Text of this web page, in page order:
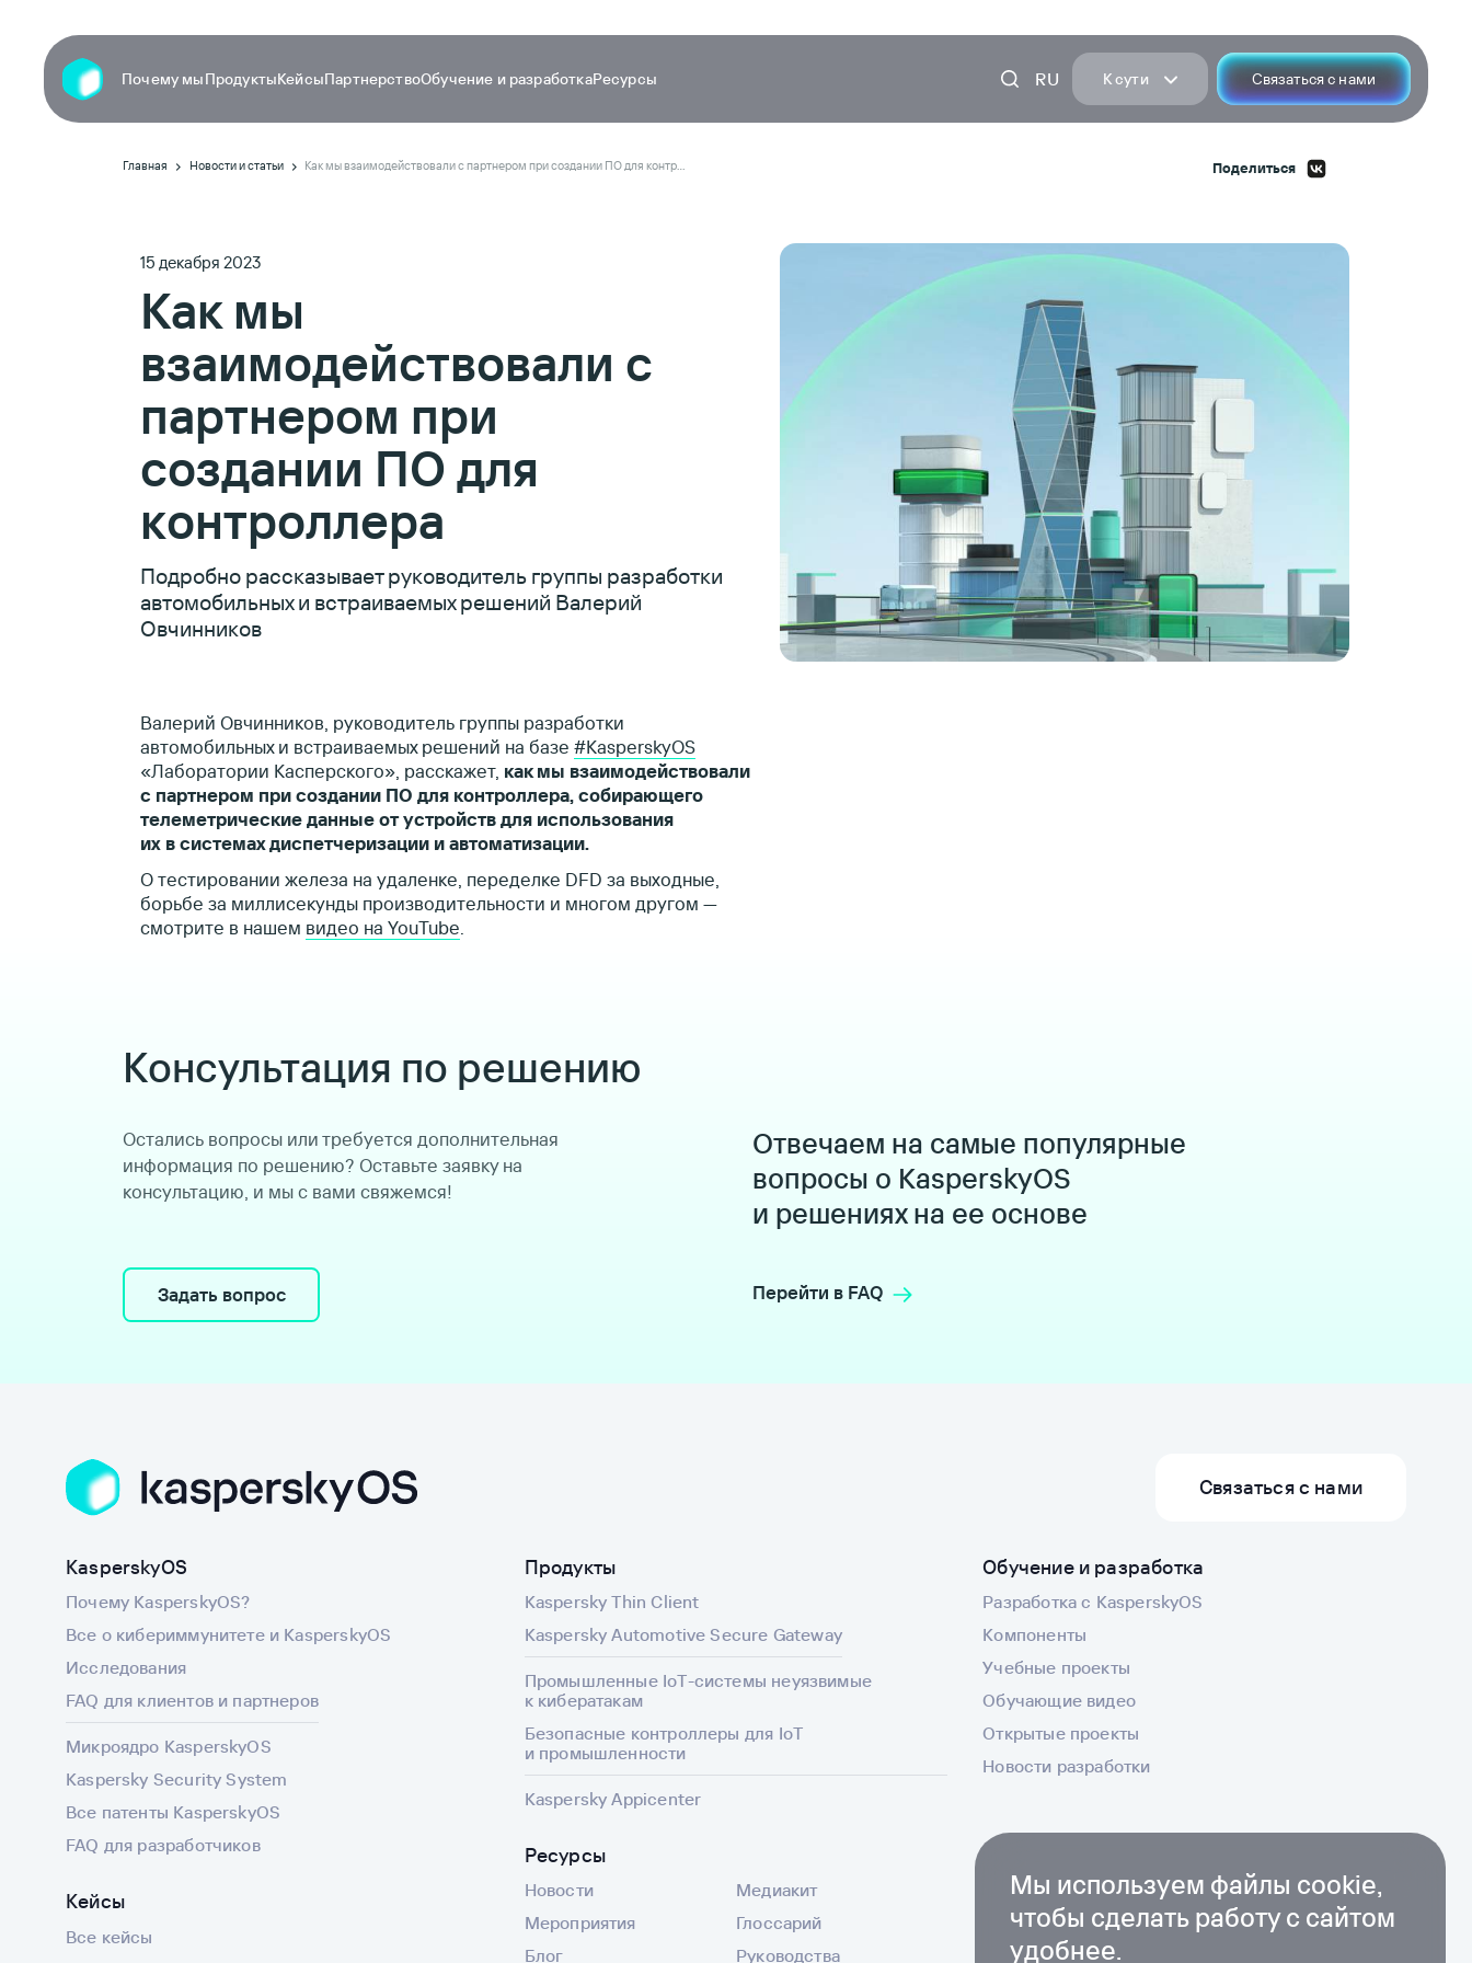
Почему мыПродуктыКейсыПартнерствоОбучение и разработкаРесурсы RU К сути Связаться с нами
Главная Новости и статьи Как мы взаимодействовали с партнером при создании ПО для контроллера Поделиться
15 декабря 2023
Как мы
взаимодействовали с
партнером при
создании ПО для
контроллера
Подробно рассказывает руководитель группы разработки
автомобильных и встраиваемых решений Валерий
Овчинников
Валерий Овчинников, руководитель группы разработки
автомобильных и встраиваемых решений на базе #KasperskyOS
«Лаборатории Касперского», расскажет, как мы взаимодействовали
с партнером при создании ПО для контроллера, собирающего
телеметрические данные от устройств для использования
их в системах диспетчеризации и автоматизации.
О тестировании железа на удаленке, переделке DFD за выходные,
борьбе за миллисекунды производительности и многом другом —
смотрите в нашем видео на YouTube
Консультация по решению
Остались вопросы или требуется дополнительная
информация по решению? Оставьте заявку на
консультацию, и мы с вами свяжемся!
Задать вопрос
Отвечаем на самые популярные
вопросы о KasperskyOS
и решениях на ее основе
Перейти в FAQ
Связаться с нами
KasperskyOS
Почему KasperskyOS?
Все о кибериммунитете и KasperskyOS
Исследования
FAQ для клиентов и партнеров
Микроядро KasperskyOS
Kaspersky Security System
Все патенты KasperskyOS
FAQ для разработчиков
Кейсы
Все кейсы
Продукты
Kaspersky Thin Client
Kaspersky Automotive Secure Gateway
Промышленные IoT-системы неуязвимые
к кибератакам
Безопасные контроллеры для IoT
и промышленности
Kaspersky Appicenter
Ресурсы
Новости
Мероприятия
Блог
Медиакит
Глоссарий
Руководства
Обучение и разработка
Разработка с KasperskyOS
Компоненты
Учебные проекты
Обучающие видео
Открытые проекты
Новости разработки
Мы используем файлы cookie,
чтобы сделать работу с сайтом
удобнее.